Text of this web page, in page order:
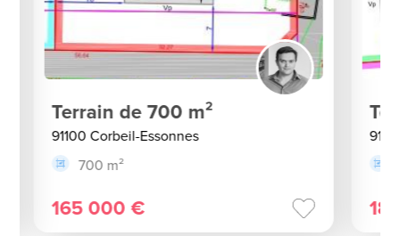
Terrain de 700 m²
91100 Corbeil-Essonnes
700 m²
165 000 €